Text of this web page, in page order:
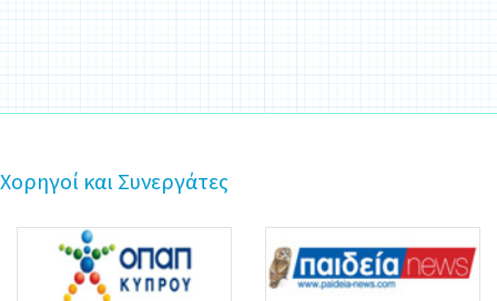
Χορηγοί και Συνεργάτες